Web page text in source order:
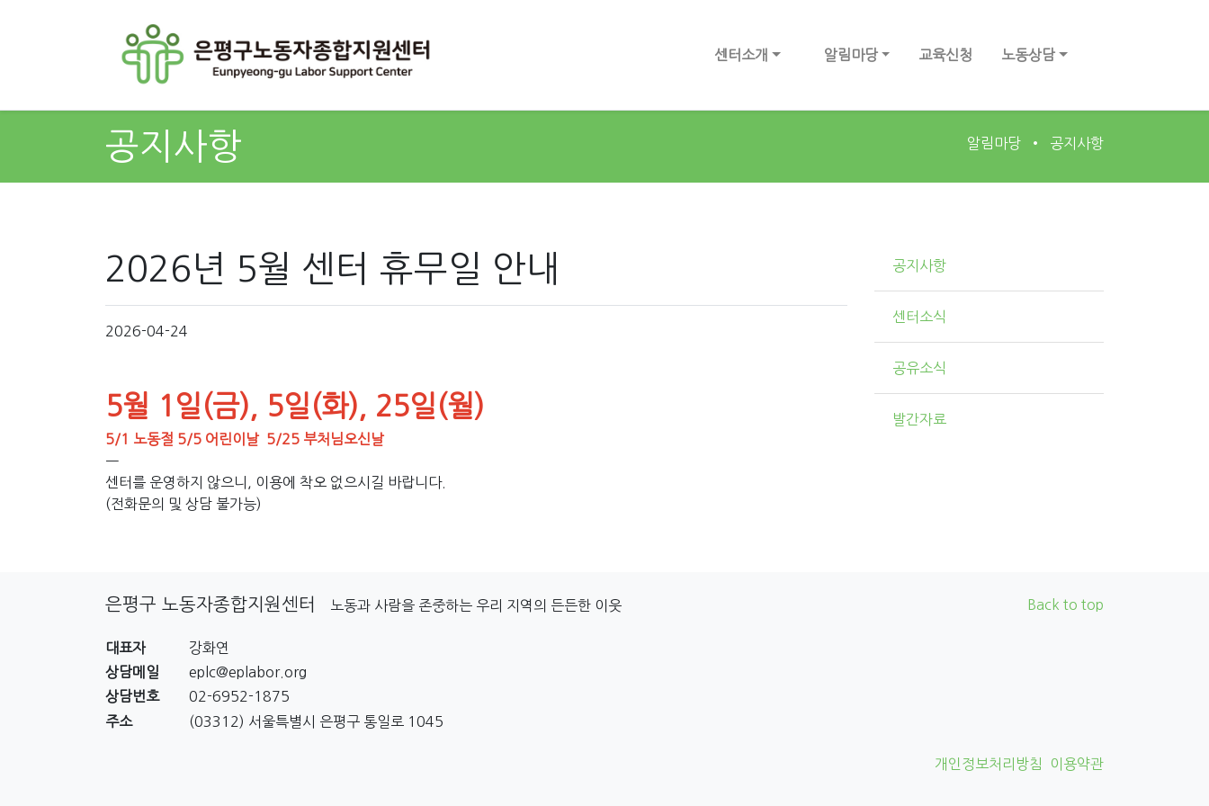
센터소개 알림마당 교육신청 노동상담
알림마당 공지사항
공지사항
2026년 5월 센터 휴무일 안내
2026-04-24
5월 1일(금), 5일(화), 25일(월)
5/1 노동절 5/5 어린이날 5/25 부처님오신날
ㅡ
센터를 운영하지 않으니, 이용에 착오 없으시길 바랍니다.
(전화문의 및 상담 불가능)
공지사항
센터소식
공유소식
발간자료
Back to top
은평구 노동자종합지원센터 노동과 사람을 존중하는 우리 지역의 든든한 이웃
대표자
강화연
상담메일
eplc@eplabor.org
상담번호
02-6952-1875
주소
(03312) 서울특별시 은평구 통일로 1045
개인정보처리방침 이용약관